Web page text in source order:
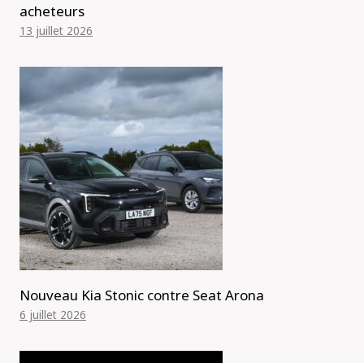
acheteurs
13 juillet 2026
Nouveau Kia Stonic contre Seat Arona
6 juillet 2026